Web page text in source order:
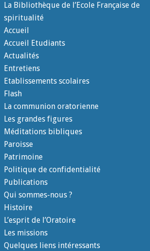
La Bibliothèque de l’Ecole Française de
spiritualité
Accueil
Accueil Etudiants
Actualités
Entretiens
Etablissements scolaires
Flash
La communion oratorienne
Les grandes figures
Méditations bibliques
Paroisse
Patrimoine
Politique de confidentialité
Publications
Qui sommes-nous ?
Histoire
L’esprit de l’Oratoire
Les missions
Quelques liens intéressants